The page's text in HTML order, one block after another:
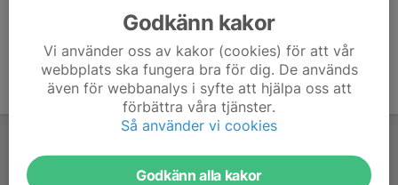
Godkänn kakor
Vi använder oss av kakor (cookies) för att vår
webbplats ska fungera bra för dig. De används
även för webbanalys i syfte att hjälpa oss att
förbättra våra tjänster.
Så använder vi cookies
Godkänn alla kakor